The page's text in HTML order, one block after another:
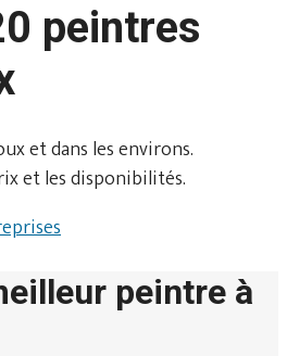
peintres
et dans les environs.
et les disponibilités.
peintre à